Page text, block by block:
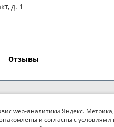
д. 1
Отзывы
web-аналитики Яндекс.
и согласны с